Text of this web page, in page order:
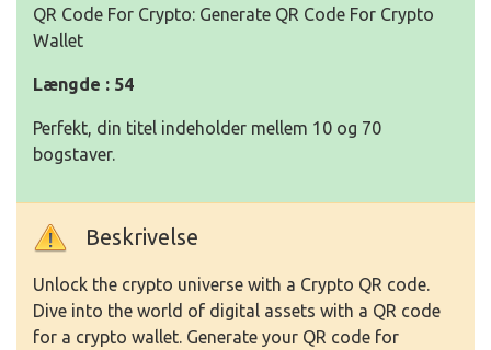
QR Code For Crypto: Generate QR Code For Crypto
Wallet
Længde : 54
Perfekt, din titel indeholder mellem 10 og 70
bogstaver.
Beskrivelse
Unlock the crypto universe with a Crypto QR code.
Dive into the world of digital assets with a QR code
for a crypto wallet. Generate your QR code for